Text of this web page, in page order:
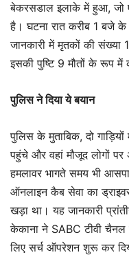
बेकरसडाल इलाके में हुआ, जो
है। घटना रात करीब 1 बजे
जानकारी में मृतकों की संख्या
इसकी पुष्टि 9 मौतों के रूप में
पुलिस ने दिया ये बयान
पुलिस के मुताबिक, दो
पहुंचे और वहां मौजूद लोगों पर
हमलावर भागते समय भी
ऑनलाइन कैब सेवा का
खड़ा था। यह जानकारी
केकाना ने SABC टीवी
लिए सर्च ऑपरेशन शुरू कर